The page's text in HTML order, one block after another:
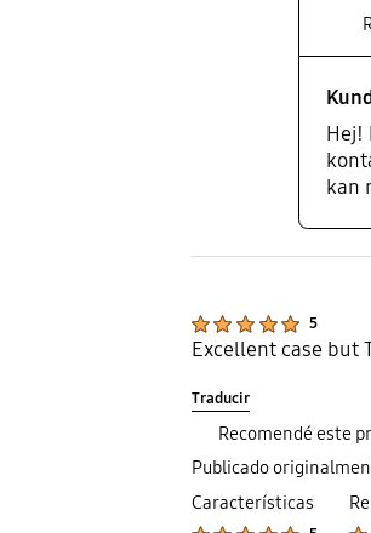
Hej!
kan
5
Excellent case but
Traducir
Recomendé este
Publicado
Características